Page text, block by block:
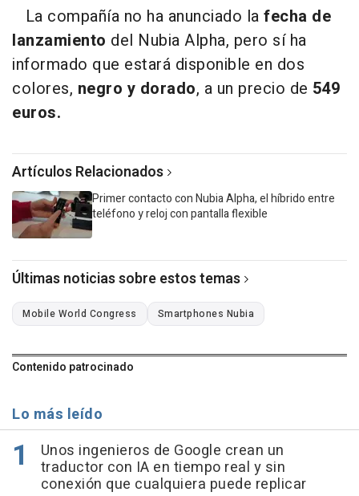
La compañía no ha anunciado la fecha de
lanzamiento del Nubia Alpha, pero sí ha
informado que estará disponible en dos
colores, negro y dorado, a un precio de 549
euros.
Artículos Relacionados
Primer contacto con Nubia Alpha, el híbrido entre
teléfono y reloj con pantalla flexible
Últimas noticias sobre estos temas
Mobile World Congress Smartphones Nubia
Contenido patrocinado
Lo más leído
Unos ingenieros de Google crean un
traductor con IA en tiempo real y sin
conexión que cualquiera puede replicar